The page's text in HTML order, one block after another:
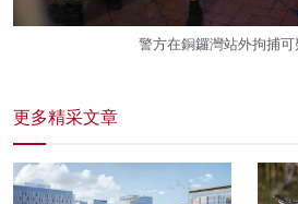
警方在銅鑼灣站外拘捕可
更多精采文章